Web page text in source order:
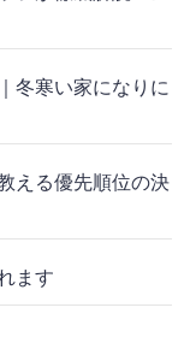
冬寒い家になりに
える優先順位の決
ます